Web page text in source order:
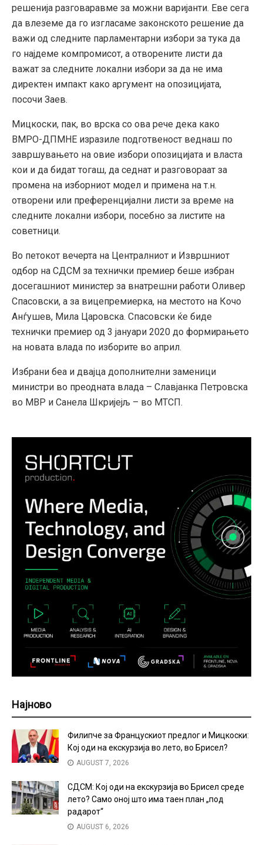
решенија разговаравме за можни варијанти. Еве сега
да влеземе да го изгласаме законското решение да
важи од следните парламентарни избори за тука да
го најдеме компромисот, а отворените листи да
важат за следните локални избори за да не има
директен импакт како аргумент на опозицијата,
посочи Заев.
Мицкоски, пак, во врска со ова рече дека како
ВМРО-ДПМНЕ изразиле подготвеност веднаш по
завршувањето на овие избори опозицијата и власта
кои и да бидат тогаш, да седнат и разговораат за
промена на изборниот модел и примена на т.н.
отворени или преференцијални листи за време на
следните локални избори, посебно за листите на
советници.
Во петокот вечерта на Централниот и Извршниот
одбор на СДСМ за технички премиер беше избран
досегашниот министер за внатрешни работи Оливер
Спасовски, а за вицепремиерка, на местото на Кочо
Анѓушев, Мила Царовска. Спасовски ќе биде
технички премиер од 3 јануари 2020 до формирањето
на новата влада по изборите во април.
Избрани беа и двајца дополнителни заменици
министри во преодната влада – Славјанка Петровска
во МВР и Санела Шкријејљ – во МТСП.
Најново
Филипче за Францускиот предлог и Мицкоски:
Кој оди на екскурзија во лето, во Брисел?
AUGUST 7, 2026
СДСМ: Кој оди на екскурзија во Брисел среде
лето? Само оној што има таен план „под
радарот“
AUGUST 6, 2026